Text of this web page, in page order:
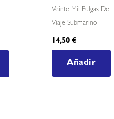
Veinte Mil Pulgas De
Viaje Submarino
14,50€
Añadir